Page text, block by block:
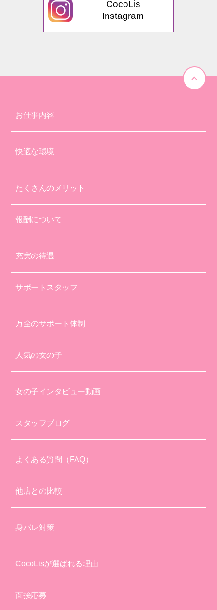
CocoLis
Instagram
お仕事内容
快適な環境
たくさんのメリット
報酬について
充実の待遇
サポートスタッフ
万全のサポート体制
人気の女の子
女の子インタビュー動画
スタッフブログ
よくある質問（FAQ）
他店との比較
身バレ対策
CocoLisが選ばれる理由
面接応募